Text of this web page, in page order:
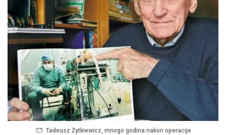
Tadeusz Żytkiewicz, mnogo godina nakon operacije